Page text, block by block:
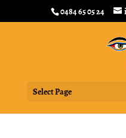
0484 65 05 24
Select Page